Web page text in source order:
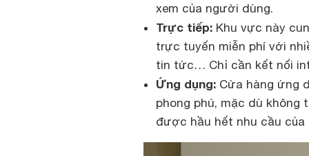
xem của người dùng.
Trực tiếp: Khu vực này
trực tuyến miễn phí với
tin tức… Chỉ cần kết nối
Ứng dụng: Cửa hàng ứng
phong phú, mặc dù không
được hầu hết nhu cầu của